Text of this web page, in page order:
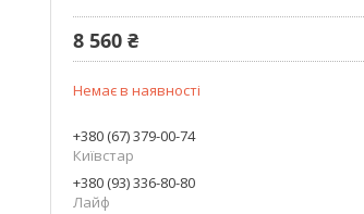
8 560 ₴
Немає в наявності
+380 (67) 379-00-74
Київстар
+380 (93) 336-80-80
Лайф